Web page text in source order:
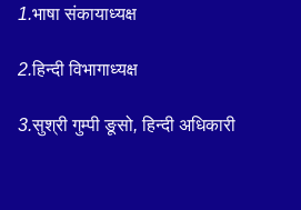
1.भाषा संकायाध्यक्ष
2.हिन्दी विभागाध्यक्ष
3.सुश्री गुम्पी ङूसो,हिन्दी अधिकारी